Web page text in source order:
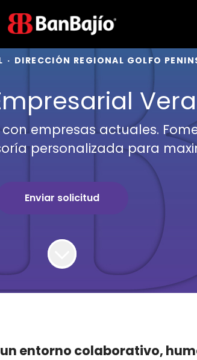
· DIRECCIÓN REGIONAL GOLFO
empresas actuales.
personalizada para
Enviar solicitud
entorno colaborativo,